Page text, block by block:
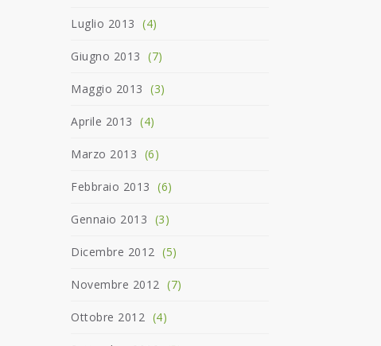
Luglio 2013 (4)
Giugno 2013 (7)
Maggio 2013 (3)
Aprile 2013 (4)
Marzo 2013 (6)
Febbraio 2013 (6)
Gennaio 2013 (3)
Dicembre 2012 (5)
Novembre 2012 (7)
Ottobre 2012 (4)